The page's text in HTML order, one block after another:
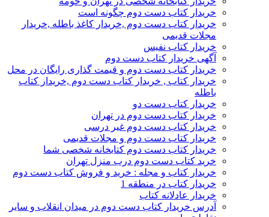
خریدار کتاب دست دوم چگونه است
خریدار کتاب دست دوم ,خریدار کاغذ باطله ,خریدار
مجلات قدیمی
خریدار کتاب نفیس
آگهی خریدار کتاب دست دوم
خریدار کتاب دست دوم و قیمت گذاری رایگان در محل
خریدار کتاب , خریدار کتاب دست دوم ,خریدار کتاب
باطله
خریدار کتاب دست دو
خریدار کتاب دست دوم در تهران
خریدار کتاب دست دوم غیر درسی
خریدار کتاب دست دوم و مجلات قدیمی
خریدار کتاب دست دوم کتابخانه شخصی شما
خرید کتاب دست دوم درب منزل تهران
خریدار کتاب و مجله : خرید و فروش کتاب دست دوم
خریدار کتاب در منطقه 1
خریدار عادلانه کتاب
آدرس خریدار کتاب دست دوم در میدان انقلاب و سایر